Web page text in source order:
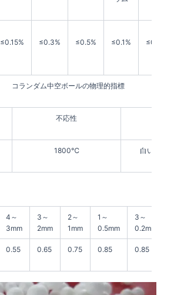
≤0.15% ≤0.3% ≤0.5% ≤0.1% ≤0.1%
コランダム中空ボールの物理的指標
不応性
1800℃ 白い中空
4～
3mm
3～
2mm
2～
1mm
1～
0.5mm
3～
0.2mm
0.55 0.65 0.75 0.85 0.85